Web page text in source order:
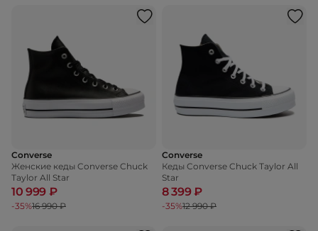
Converse
Женские кеды Converse Chuck
Taylor All Star
10 999 ₽
-35%16 990 ₽
Converse
Кеды Converse Chuck Taylor All
Star
8 399 ₽
-35%12 990 ₽